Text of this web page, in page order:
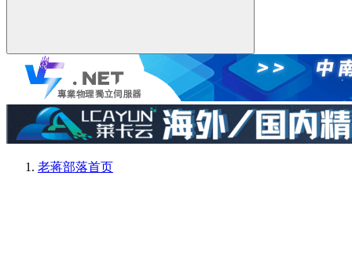
老蒋部落首页